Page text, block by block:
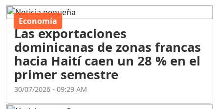
Economía
Las exportaciones
dominicanas de zonas francas
hacia Haití caen un 28 % en el
primer semestre
30/07/2026 - 09:29 AM